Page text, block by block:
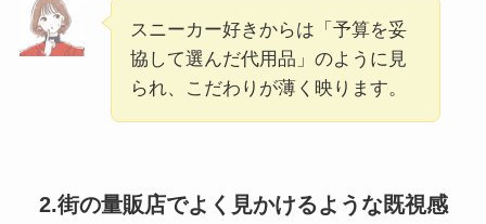
スニーカー好きからは「予算を妥
協して選んだ代用品」のように見
られ、こだわりが薄く映ります。
2.街の量販店でよく見かけるような既視感